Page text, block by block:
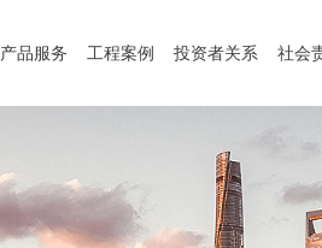
产品服务 工程案例 投资者关系 社会